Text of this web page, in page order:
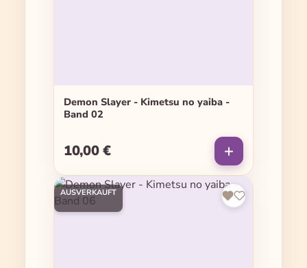
Demon Slayer - Kimetsu no yaiba -
Band 02
Regulärer Preis:
10,00 €
AUSVERKAUFT